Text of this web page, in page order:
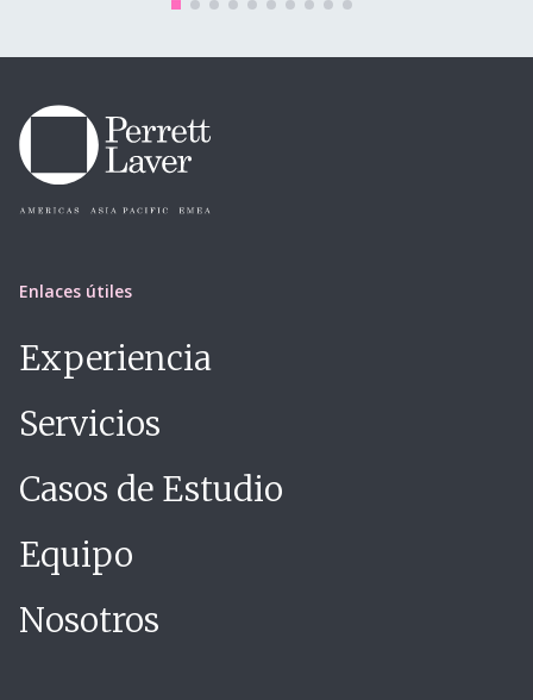
Enlaces útiles
Experiencia
Servicios
Casos de Estudio
Equipo
Nosotros